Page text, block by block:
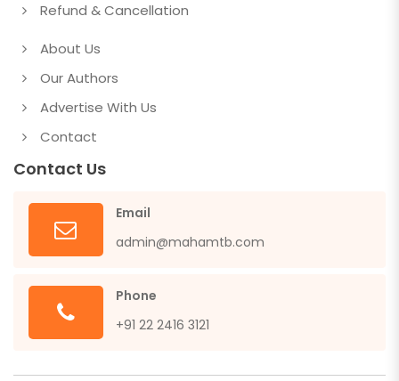
Refund & Cancellation
About Us
Our Authors
Advertise With Us
Contact
Contact Us
Email
admin@mahamtb.com
Phone
+91 22 2416 3121